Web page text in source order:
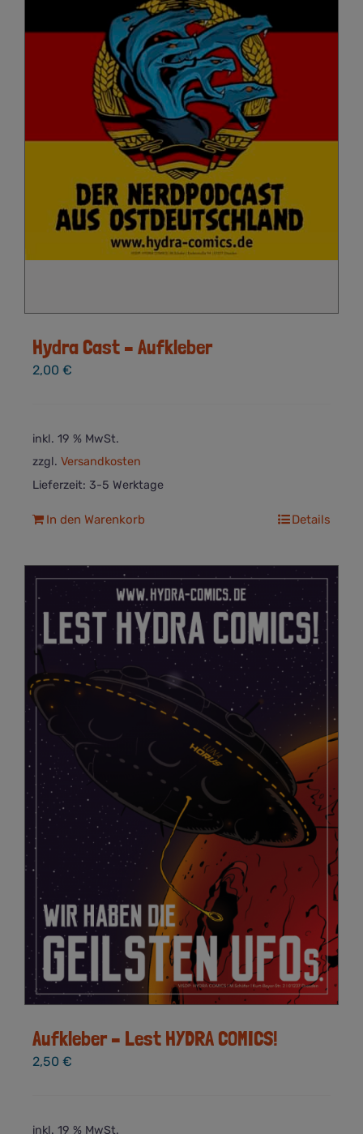
Hydra Cast – Aufkleber
2,00 €
inkl. 19 % MwSt.
zzgl. Versandkosten
Lieferzeit: 3-5 Werktage
In den Warenkorb Details
Aufkleber – Lest HYDRA COMICS!
2,50 €
inkl. 19 % MwSt.